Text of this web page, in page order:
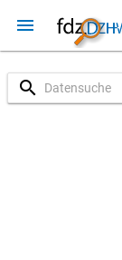
menu
search